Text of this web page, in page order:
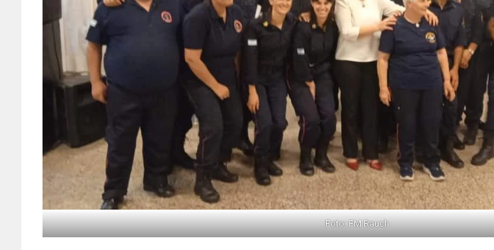
Foto: FM Rauch